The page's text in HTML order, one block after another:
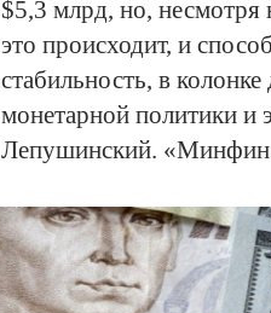
$5,3 млрд, но, несмотря
это происходит, и
стабильность, в
монетарной политики и
Лепушинский.